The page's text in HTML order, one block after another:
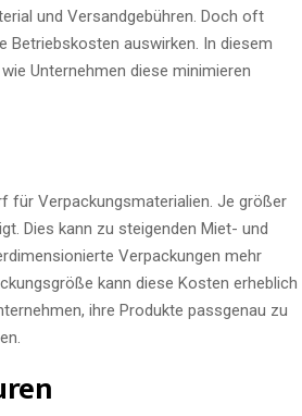
und Versandgebühren. Doch oft
Betriebskosten auswirken. In diesem
Unternehmen diese minimieren
für Verpackungsmaterialien. Je größer
Dies kann zu steigenden Miet- und
Verpackungen mehr
kann diese Kosten erheblich
ihre Produkte passgenau zu